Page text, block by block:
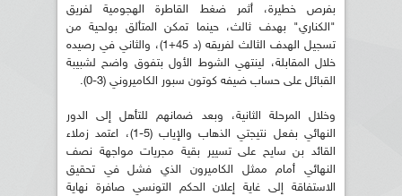
بفرص خطيرة، أثمر ضغط القاطرة الهجومية لفريق
"الكناري" بهدف ثالث، حينما تمكن المتألق بولحية من
تسجيل الهدف الثالث لفريقه (د 45+1)، والثاني في رصيده
خلال المقابلة، لينتهي الشوط الأول بتفوق واضح لشبيبة
القبائل على حساب ضيفه كوتون سبور الكاميروني (3-0).
وخلال المرحلة الثانية، وبعد ضمانهم للتأهل إلى الدور
النهائي بفعل نتيجتي الذهاب والإياب (5-1)، اعتمد زملاء
القائد بن سايح على تسيير بقية مجريات مواجهة نصف
النهائي أمام ممثل الكاميرون الذي فشل في تحقيق
الاستفاقة إلى غاية إعلان الحكم التونسي صافرة نهاية